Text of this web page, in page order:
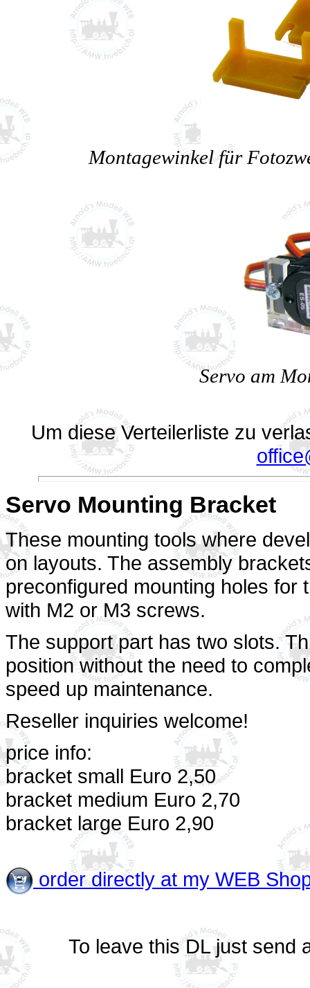
Montagewinkel für
Servo am
Um diese Verteilerliste zu
Servo Mounting Bracket
These mounting tools where
on layouts. The assembly
preconfigured mounting holes for
with M2 or M3 screws.
The support part has two slots.
position without the need to
speed up maintenance.
Reseller inquiries welcome!
price info:
bracket small Euro 2,50
bracket medium Euro 2,70
bracket large Euro 2,90
order directly at my WEB
To leave this DL just send